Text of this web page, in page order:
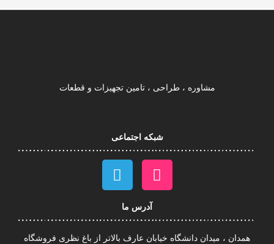
مشاوره ، طراحی ، تامین تجهیزات و قطعات
شبکه اجتماعی
آدرس ما
همدان ، میدان دانشگاه خیابان عارف بالاتر از باغ نظری فروشگاه